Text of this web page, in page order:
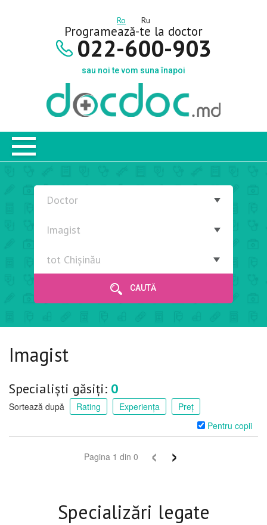
Ro Ru
Programează-te la doctor
022-600-903
sau noi te vom suna înapoi
CAUTĂ
Imagist
Specialiști găsiți: 0
Sortează după Rating Experiența
Preț
Pentru copii
Pagina 1 din 0 ‹ ›
Specializări legate